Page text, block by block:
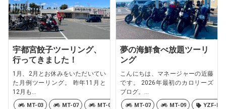
宇都宮餃子ツーリング、
行ってきました！
1月、2月とお休みをいただいてい
た月例ツーリング。 昨年11月と
12月も...
MT-03 MT-07 MT-09 MT-10 MT-25
夢の海鮮食べ放題ツーリ
ング
こんにちは、マネージャーの近藤
です。 2026年最初のカロリーズ
ブログ。...
MT-07 MT-09 YZF-R6